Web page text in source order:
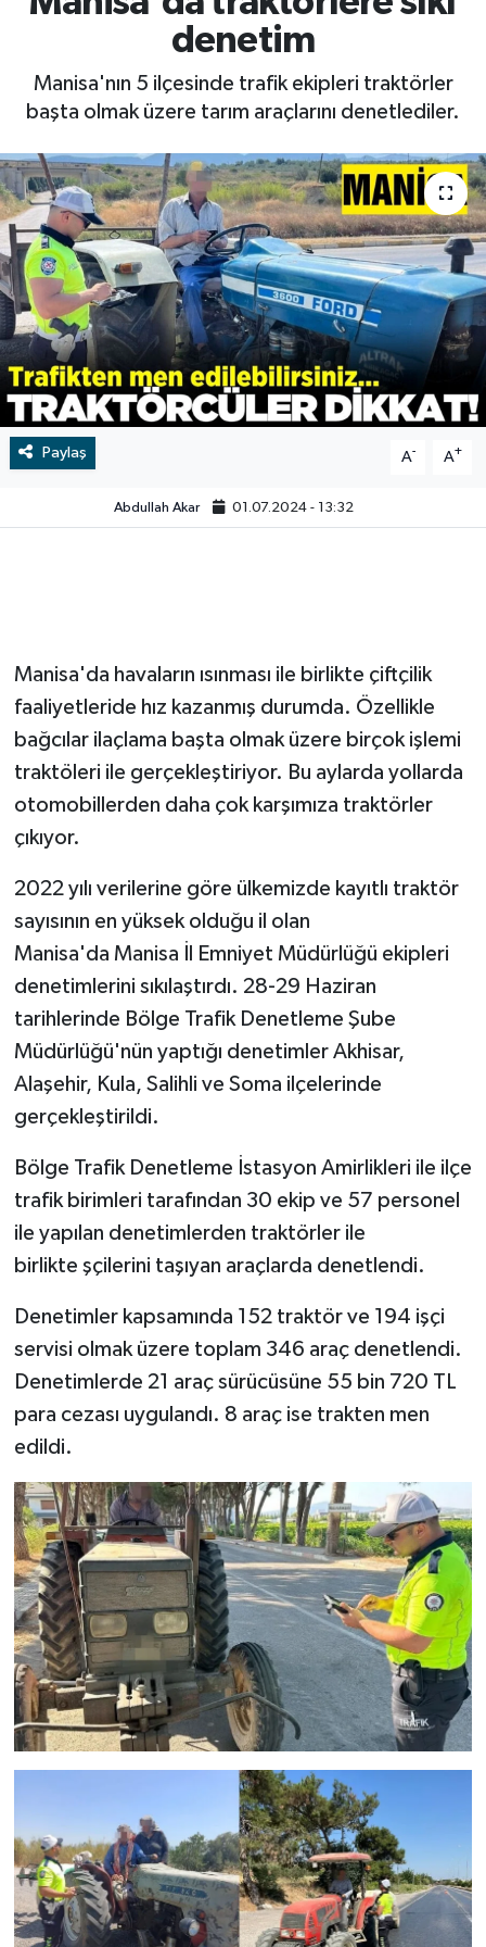
denetim
Manisa'nın 5 ilçesinde trafik ekipleri traktörler
başta olmak üzere tarım araçlarını denetlediler.
Paylaş A- A+
Abdullah Akar 01.07.2024 - 13:32
Manisa'da havaların ısınması ile birlikte çiftçilik
faaliyetleride hız kazanmış durumda. Özellikle
bağcılar ilaçlama başta olmak üzere birçok işlemi
traktöleri ile gerçekleştiriyor. Bu aylarda yollarda
otomobillerden daha çok karşımıza traktörler
çıkıyor.
2022 yılı verilerine göre ülkemizde kayıtlı traktör
sayısının en yüksek olduğu il olan
Manisa'da Manisa İl Emniyet Müdürlüğü ekipleri
denetimlerini sıkılaştırdı. 28-29 Haziran
tarihlerinde Bölge Trafik Denetleme Şube
Müdürlüğü'nün yaptığı denetimler Akhisar,
Alaşehir, Kula, Salihli ve Soma ilçelerinde
gerçekleştirildi.
Bölge Trafik Denetleme İstasyon Amirlikleri ile ilçe
trafik birimleri tarafından 30 ekip ve 57 personel
ile yapılan denetimlerden traktörler ile
birlikte şçilerini taşıyan araçlarda denetlendi.
Denetimler kapsamında 152 traktör ve 194 işçi
servisi olmak üzere toplam 346 araç denetlendi.
Denetimlerde 21 araç sürücüsüne 55 bin 720 TL
para cezası uygulandı. 8 araç ise trakten men
edildi.
BİLİM VE TEKNOLOJİ
Yaşam
Tarih
Çevre
Dünya
İletişim
Künye
SPOR